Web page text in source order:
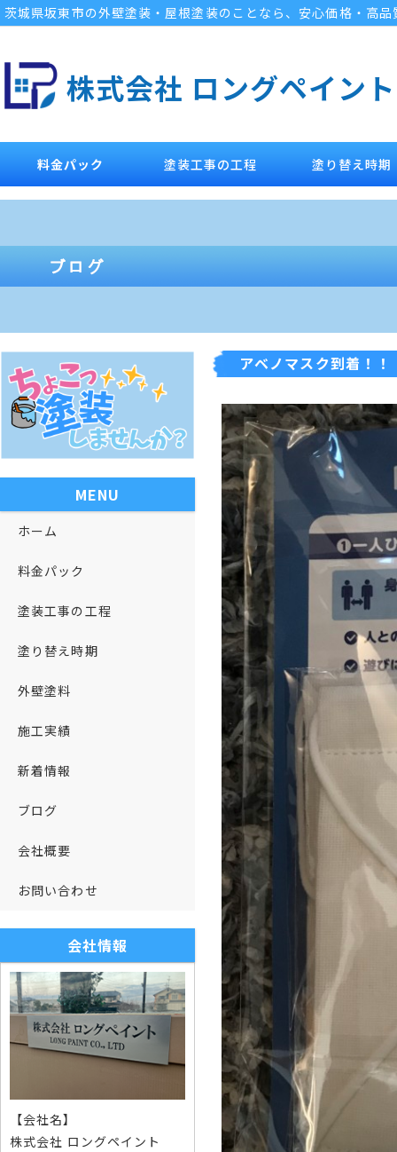
茨城県坂東市の外壁塗装・屋根塗装のことなら、安心価格・高
株式会社 ロングペイント
料金パック 塗装工事の工程 塗り替え時期
アベノマスク到着！！
MENU
ホーム
料金パック
塗装工事の工程
塗り替え時期
外壁塗料
施工実績
新着情報
ブログ
会社概要
お問い合わせ
会社情報
【会社名】
株式会社 ロングペイント